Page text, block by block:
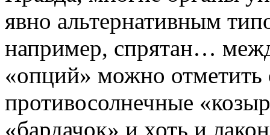
явно альтернативным
например, спрятан…
«опций» можно отметить
противосолнечные
«бардачок» и хоть и